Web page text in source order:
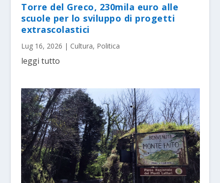
Torre del Greco, 230mila euro alle
scuole per lo sviluppo di progetti
extrascolastici
Lug 16, 2026 | Cultura, Politica
leggi tutto